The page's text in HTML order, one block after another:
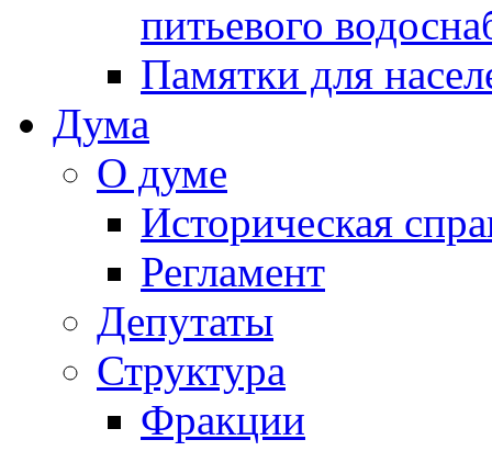
питьевого
Памятки для
Дума
О думе
Историческая
Регламент
Депутаты
Структура
Фракции